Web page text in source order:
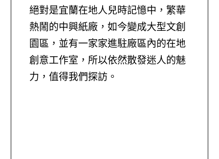
絕對是宜蘭在地人兒時記憶中，繁華
熱鬧的中興紙廠，如今變成大型文創
園區，並有一家家進駐廠區內的在地
創意工作室，所以依然散發迷人的魅
力，值得我們探訪。